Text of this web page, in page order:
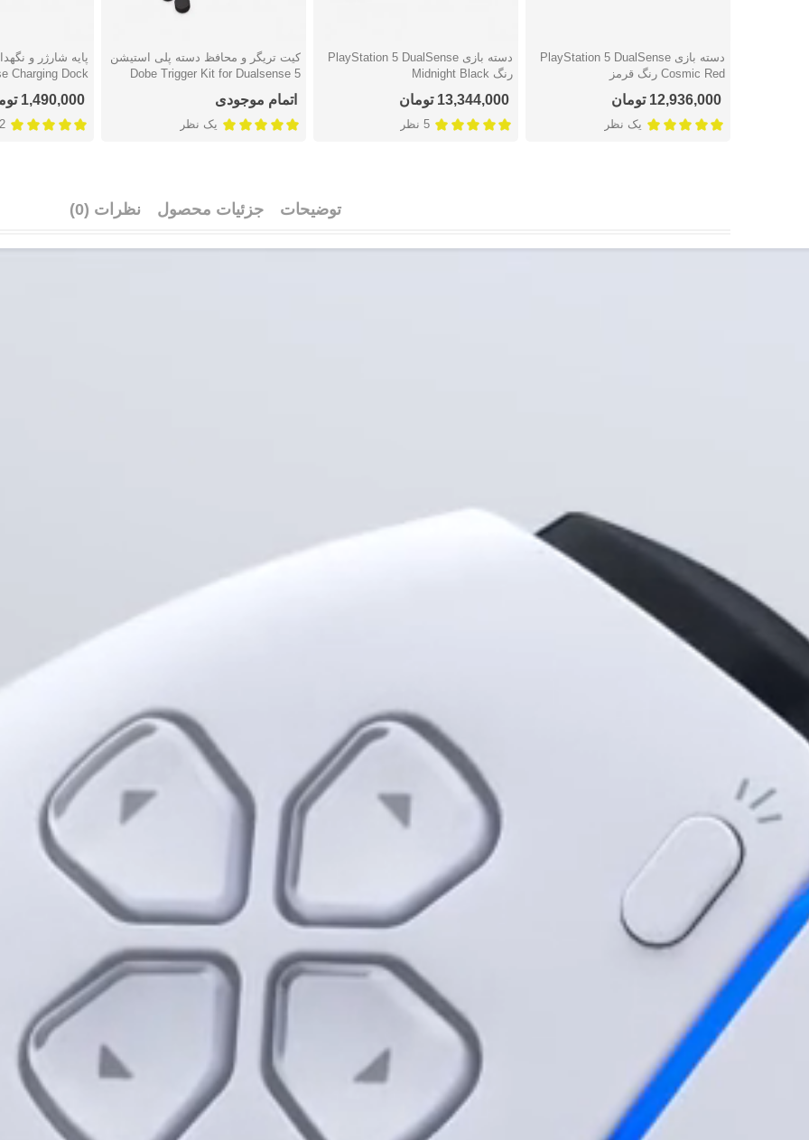
دوست داشتن
دسته بازی PlayStation 5 DualSense
Cosmic Red رنگ قرمز
12,936,000 تومان
یک نظر
دوست داشتن
دسته بازی PlayStation 5 DualSense
رنگ Midnight Black
13,344,000 تومان
5 نظر
دوست داشتن
کیت تریگر و محافظ دسته پلی استیشن
5 Dobe Trigger Kit for Dualsense
اتمام موجودی
یک نظر
دوست
Charging Dock
1,490,000 تومان
2 نظر
توضیحات جزئیات محصول نظرات (0)